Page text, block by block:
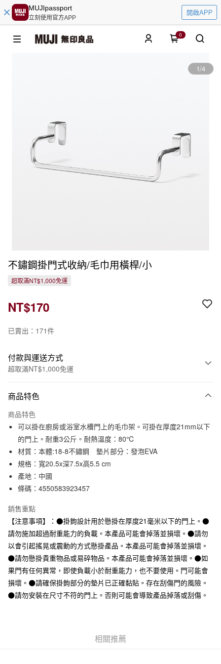
MUJIpassport
立刻使用官方APP
開啟APP
0
1/4
不鏽鋼掛門式收納/毛巾用橫桿/小
超取滿NT$1,000免運
NT$170
已賣出：171件
付款與運送方式
超取滿NT$1,000免運
信用卡一次付款
信用卡分期付款
3 期 0 利率 每期NT$56
合作金庫商業銀行
第一商業銀行
華南商業銀行
上海商業儲蓄銀行
臺灣中小企業銀行
匯豐（台灣）商業銀行
聯邦商業銀行
元大商業銀行
永豐商業銀行
玉山商業銀行
星展（台灣）商業銀行
台新國際商業銀行
中國信託商業銀行
台灣樂天信用卡公司
超商取貨付款
LINE Pay
Apple Pay
街口支付
悠遊付
運送方式
全家取貨付款
每筆NT$65，滿NT$1,000(含以上)免運費
付款後全家取貨
每筆NT$65，滿NT$1,000(含以上)免運費
商品特色
商品特色
可以掛在廚房或浴室水槽門上的毛巾架。可掛在厚度21mm以下
的門上。耐重3公斤。耐熱溫度：80℃
材質：本體:18-8不鏽鋼 墊片部分：發泡EVA
規格：寬20.5x深7.5x高5.5 cm
產地：中國
條碼：4550583923457
銷售重點
【注意事項】：●掛鉤設計用於懸掛在厚度21毫米以下的門上。●
請勿施加超過耐重能力的負載。本產品可能會掉落並損壞。●請勿
以會引起搖晃或震動的方式懸掛產品。本產品可能會掉落並損壞。
●請勿懸掛貴重物品或易碎物品。本產品可能會掉落並損壞。●如
果門有任何異常，即使負載小於耐重能力，也不要使用。門可能會
損壞。●請確保掛鉤部分的墊片已正確黏貼。存在刮傷門的風險。
●請勿安裝在尺寸不符的門上。否則可能會導致產品掉落或刮傷。
相關推薦